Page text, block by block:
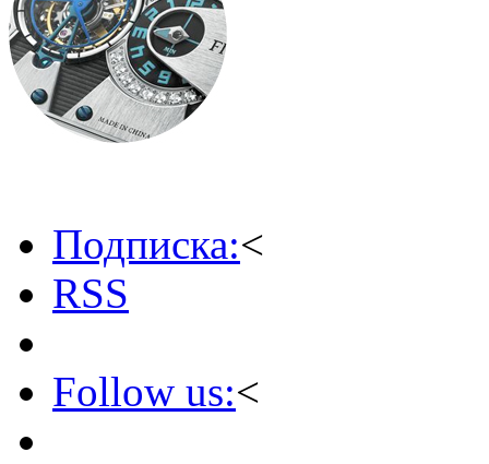
Подписка:<
RSS
Follow us:<